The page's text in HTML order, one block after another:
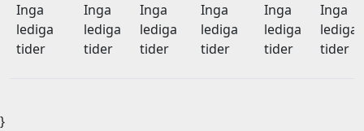
Inga
lediga
tider
Inga
lediga
tider
Inga
lediga
tider
Inga
lediga
tider
Inga
lediga
tider
Inga
lediga
tider
}